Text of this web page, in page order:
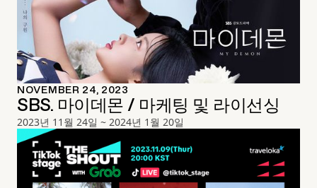
NOVEMBER 24, 2023
SBS. 마이데몬 / 마케팅 및 라이선싱
2023년 11월 24일 ~ 2024년 1월 20일